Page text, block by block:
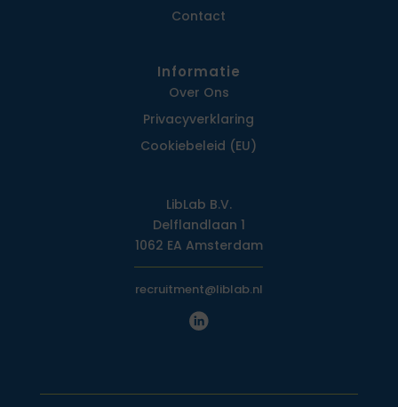
Contact
Informatie
Over Ons
Privacy­verklaring
Cookiebeleid (EU)
LibLab B.V.
Delflandlaan 1
1062 EA Amsterdam
recruitment@liblab.nl